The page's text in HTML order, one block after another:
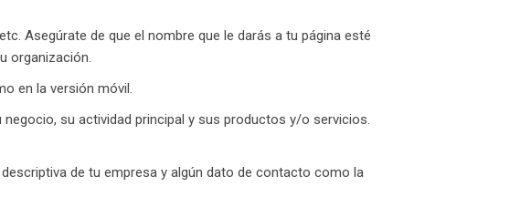
Asegúrate de que el nombre que le darás a tu página esté
organización.
en la versión móvil.
su actividad principal y sus productos y/o servicios.
de tu empresa y algún dato de contacto como la